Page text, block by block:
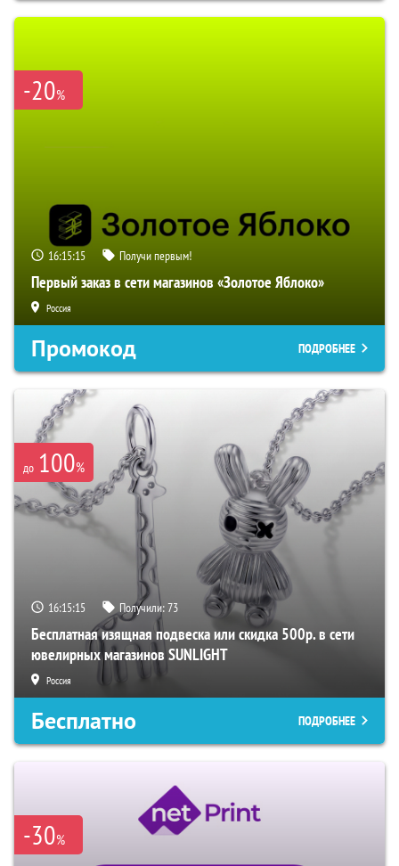
-20%
16:15:14 Получи первым!
Первый заказ в сети магазинов «Золотое Яблоко»
Россия
Промокод ПОДРОБНЕЕ
до 100%
16:15:14 Получили:73
Бесплатная изящная подвеска или скидка 500р. в сети
ювелирных магазинов SUNLIGHT
Россия
Бесплатно ПОДРОБНЕЕ
-30%